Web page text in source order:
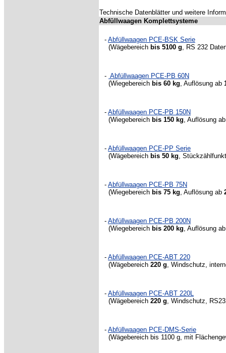
Technische Datenblätter und weitere
Abfüllwaagen Komplettsysteme
- Abfüllwaagen PCE-BSK Serie
(Wägebereich bis 5100 g, RS 232
- Abfüllwaagen PCE-PB 60N
(Wiegebereich bis 60 kg, Auflösung ab
- Abfüllwaagen PCE-PB 150N
(Wiegebereich bis 150 kg, Auflösung
- Abfüllwaagen PCE-PP Serie
(Wägebereich bis 50 kg,
- Abfüllwaagen PCE-PB 75N
(Wiegebereich bis 75 kg, Auflösung ab
- Abfüllwaagen PCE-PB 200N
(Wiegebereich bis 200 kg, Auflösung
- Abfüllwaagen PCE-ABT 220
(Wägebereich 220 g, Windschutz,
- Abfüllwaagen PCE-ABT 220L
(Wägebereich 220 g, Windschutz,
- Abfüllwaagen PCE-DMS-Serie
(Wägebereich bis 1100 g, mit